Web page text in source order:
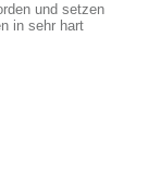
und setzen
in sehr hart